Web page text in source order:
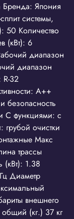
Бренда: Япония
системы,
50 Количество
(кВт): 6
диапазон
диапазон
R-32
A++
безопасность
С функциями: с
очистки
Макс
трассы
1.38
Диаметр
внешнего
(кг.) 37 кг